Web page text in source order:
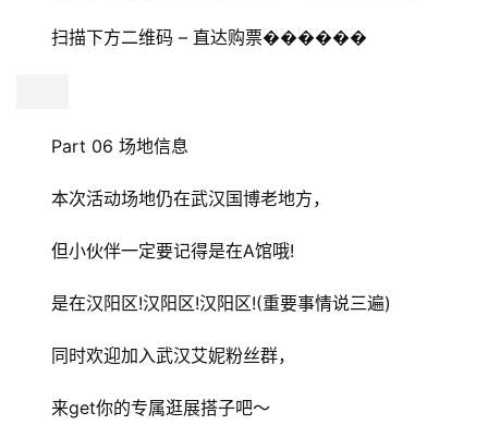
扫描下方二维码 – 直达购票������
Part 06 场地信息
本次活动场地仍在武汉国博老地方，
但小伙伴一定要记得是在A馆哦!
是在汉阳区!汉阳区!汉阳区!(重要事情说三遍)
同时欢迎加入武汉艾妮粉丝群，
来get你的专属逛展搭子吧～